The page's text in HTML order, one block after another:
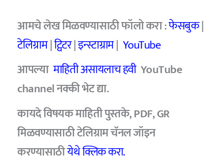
आमचेलेख मिळवण्यासाठी फॉलो करा :फेसबुक|
टेलिग्राम|ट्विटर|इन्स्टाग्राम| YouTube
आपल्या माहिती असायलाच हवी YouTube
channelनक्की भेट द्या.
कायदे विषयक माहिती पुस्तके, PDF, GR
मिळवण्यासाठी टेलिग्राम चॅनल जॉइन
करण्यासाठीयेथे क्लिक करा.